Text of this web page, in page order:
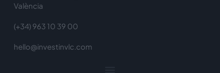
València
(+34) 963 10 39 00
hello@investinvlc.com